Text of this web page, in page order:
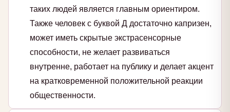
таких людей является главным ориентиром.
Также человек с буквой Д достаточно капризен,
может иметь скрытые экстрасенсорные
способности, не желает развиваться
внутренне, работает на публику и делает акцент
на кратковременной положительной реакции
общественности.